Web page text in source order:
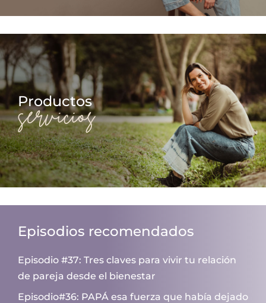
Productos
servicios
Episodios recomendados
Episodio #37: Tres claves para vivir tu relación
de pareja desde el bienestar
Episodio#36: PAPÁ esa fuerza que había dejado